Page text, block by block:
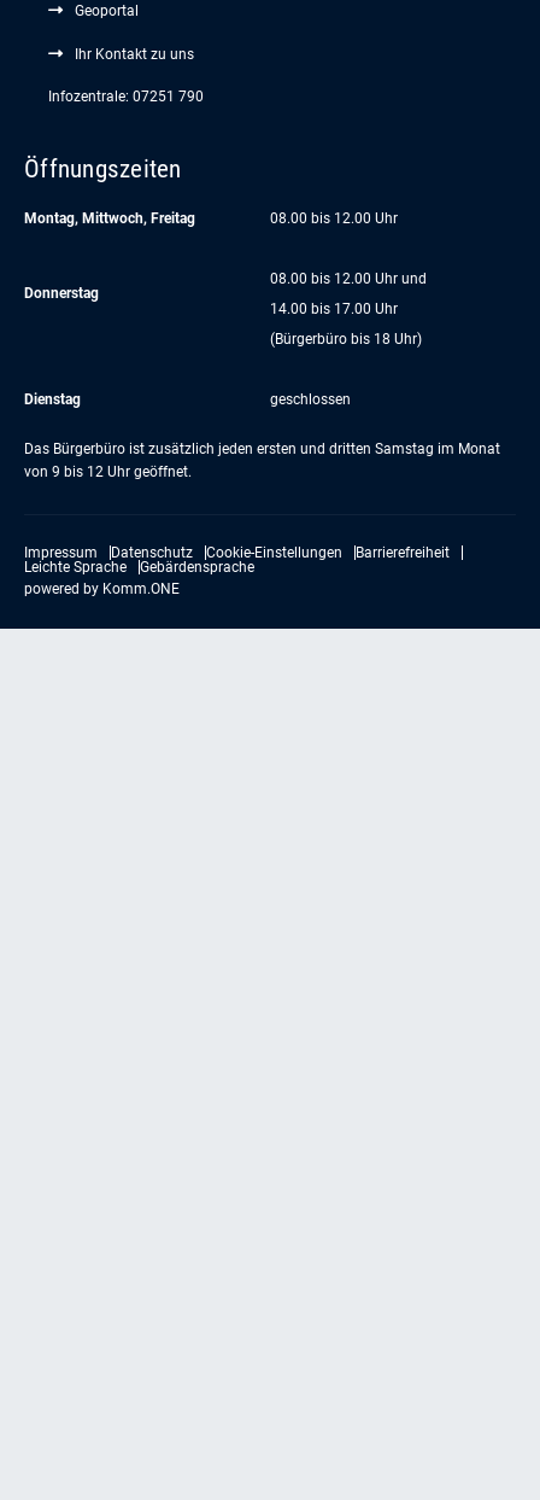
Geoportal
Ihr Kontakt zu uns
Infozentrale: 07251 790
Öffnungszeiten
Montag, Mittwoch, Freitag 08.00 bis 12.00 Uhr
Donnerstag
08.00 bis 12.00 Uhr und
14.00 bis 17.00 Uhr
(Bürgerbüro bis 18 Uhr)
Dienstag geschlossen
Das Bürgerbüro ist zusätzlich jeden ersten und dritten Samstag im Monat
von 9 bis 12 Uhr geöffnet.
Impressum Datenschutz Cookie-Einstellungen
Barrierefreiheit
Leichte Sprache
Gebärdensprache
powered by Komm.ONE